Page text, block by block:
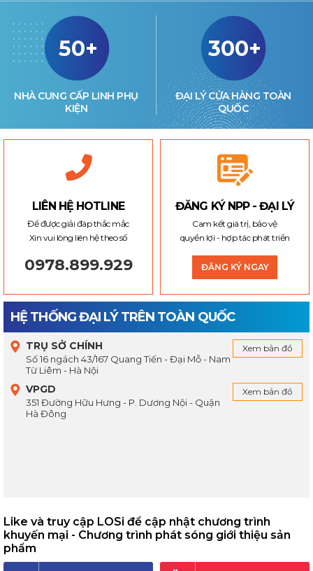
50+
NHÀ CUNG CẤP LINH PHỤ
KIỆN
300+
ĐẠI LÝ CỬA HÀNG TOÀN
QUỐC
LIÊN HỆ HOTLINE
Để được giải đáp thắc mắc
Xin vui lòng liên hệ theo số
0978.899.929
ĐĂNG KÝ NPP - ĐẠI LÝ
Cam kết giá trị, bảo vệ
quyền lợi - hợp tác phát triển
ĐĂNG KÝ NGAY
HỆ THỐNG ĐẠI LÝ TRÊN TOÀN QUỐC
Xem bản đồ
TRỤ SỞ CHÍNH
Số 16 ngách 43/167 Quang Tiến - Đại Mỗ - Nam
Từ Liêm - Hà Nội
Xem bản đồ
VPGD
351 Đường Hữu Hưng - P. Dương Nội - Quận
Hà Đông
Like và truy cập LOSi để cập nhật chương trình
khuyến mại - Chương trình phát sóng giới thiệu sản
phẩm